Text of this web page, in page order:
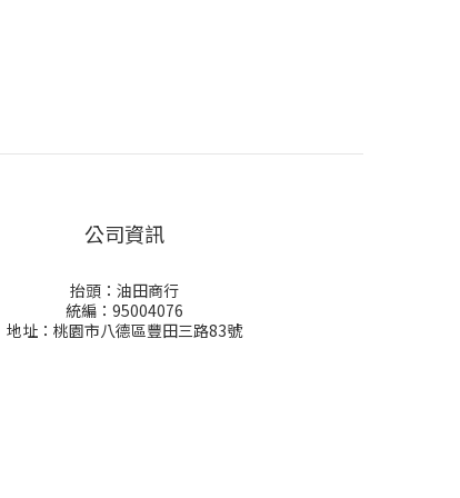
公司資訊
抬頭：油田商行
統編：95004076
地址：桃園市八德區豐田三路83號